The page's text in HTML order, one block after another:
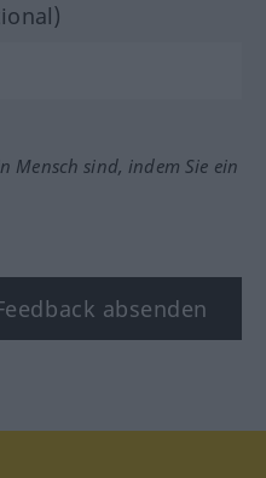
Mensch sind, indem Sie ein
absenden